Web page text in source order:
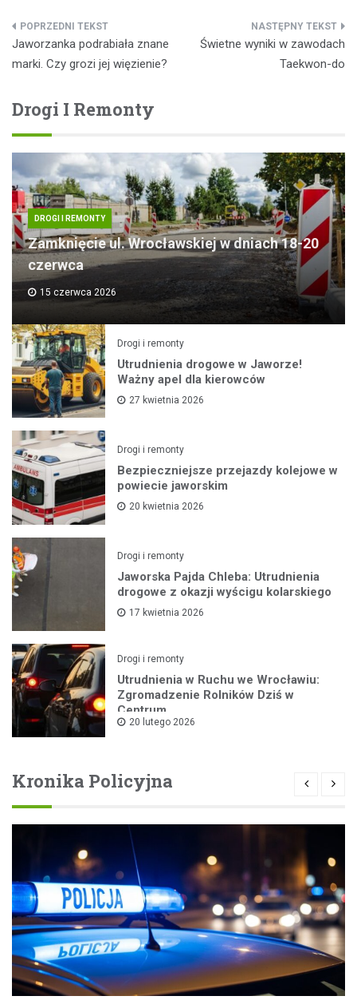
Nawigacja
wpisu
Jaworzanka podrabiała znane
marki. Czy grozi jej więzienie?
Świetne wyniki w zawodach
Taekwon-do
Drogi I Remonty
DROGI I REMONTY
Zamknięcie ul. Wrocławskiej w dniach 18-20
czerwca
15 czerwca 2026
Drogi i remonty
Utrudnienia drogowe w Jaworze!
Ważny apel dla kierowców
27 kwietnia 2026
Drogi i remonty
Bezpieczniejsze przejazdy kolejowe w
powiecie jaworskim
20 kwietnia 2026
Drogi i remonty
Jaworska Pajda Chleba: Utrudnienia
drogowe z okazji wyścigu kolarskiego
17 kwietnia 2026
Drogi i remonty
Utrudnienia w Ruchu we Wrocławiu:
Zgromadzenie Rolników Dziś w
Centrum
20 lutego 2026
Kronika Policyjna